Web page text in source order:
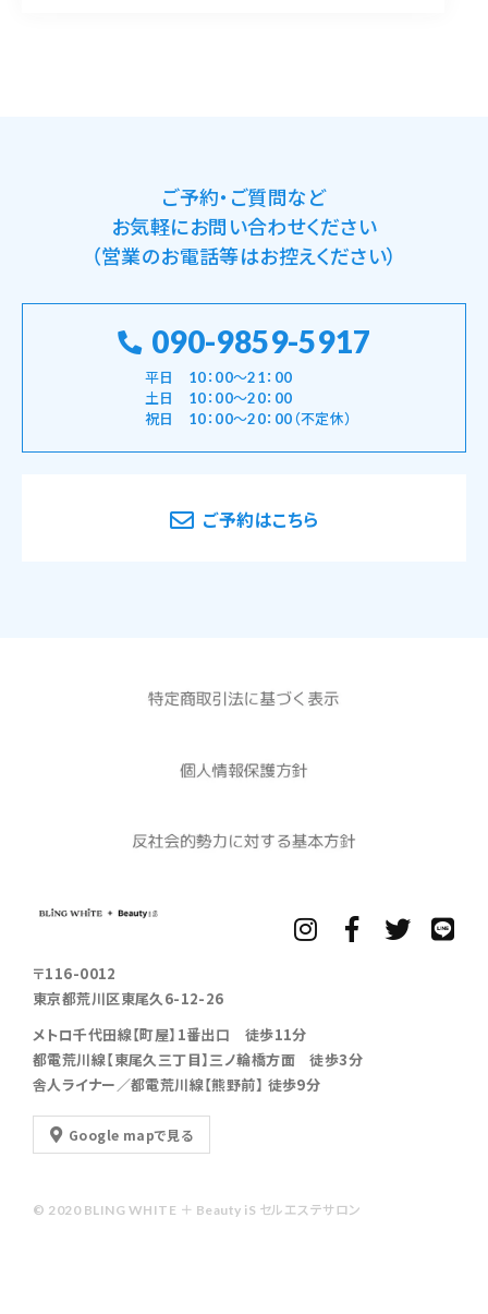
ご予約・ご質問など
お気軽にお問い合わせください
（営業のお電話等はお控えください）
090-9859-5917
平日 10：00～21：00
土日 10：00～20：00
祝日 10：00～20：00（不定休）
ご予約はこちら
〒116-0012
東京都荒川区東尾久6-12-26
メトロ千代田線【町屋】1番出口 徒歩11分
都電荒川線【東尾久三丁目】三ノ輪橋方面 徒歩3分
舎人ライナー／都電荒川線【熊野前】 徒歩9分
Google mapで見る
© 2020 BLING WHITE ＋ Beauty iS セルエステサロン